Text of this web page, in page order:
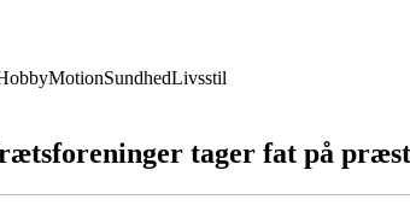
MotionSundhedLivsstil
tager fat på